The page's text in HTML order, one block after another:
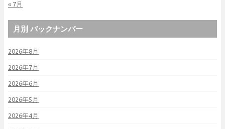
« 7月
月別 バックナンバー
2026年8月
2026年7月
2026年6月
2026年5月
2026年4月